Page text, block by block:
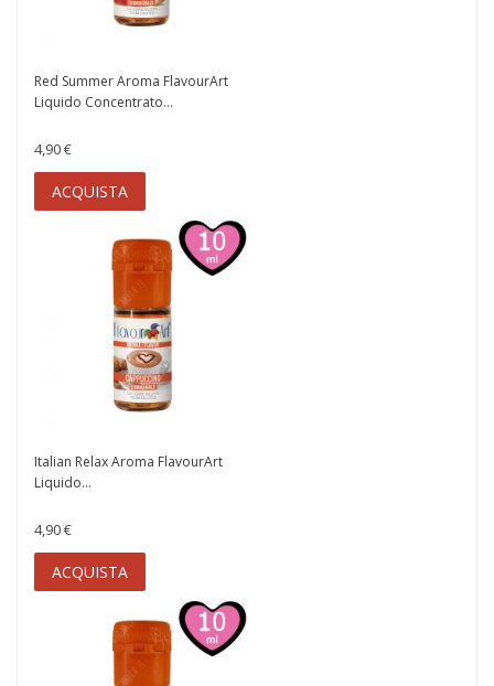
Red Summer Aroma FlavourArt
Liquido Concentrato...
4,90 €
ACQUISTA
Italian Relax Aroma FlavourArt
Liquido...
4,90 €
ACQUISTA